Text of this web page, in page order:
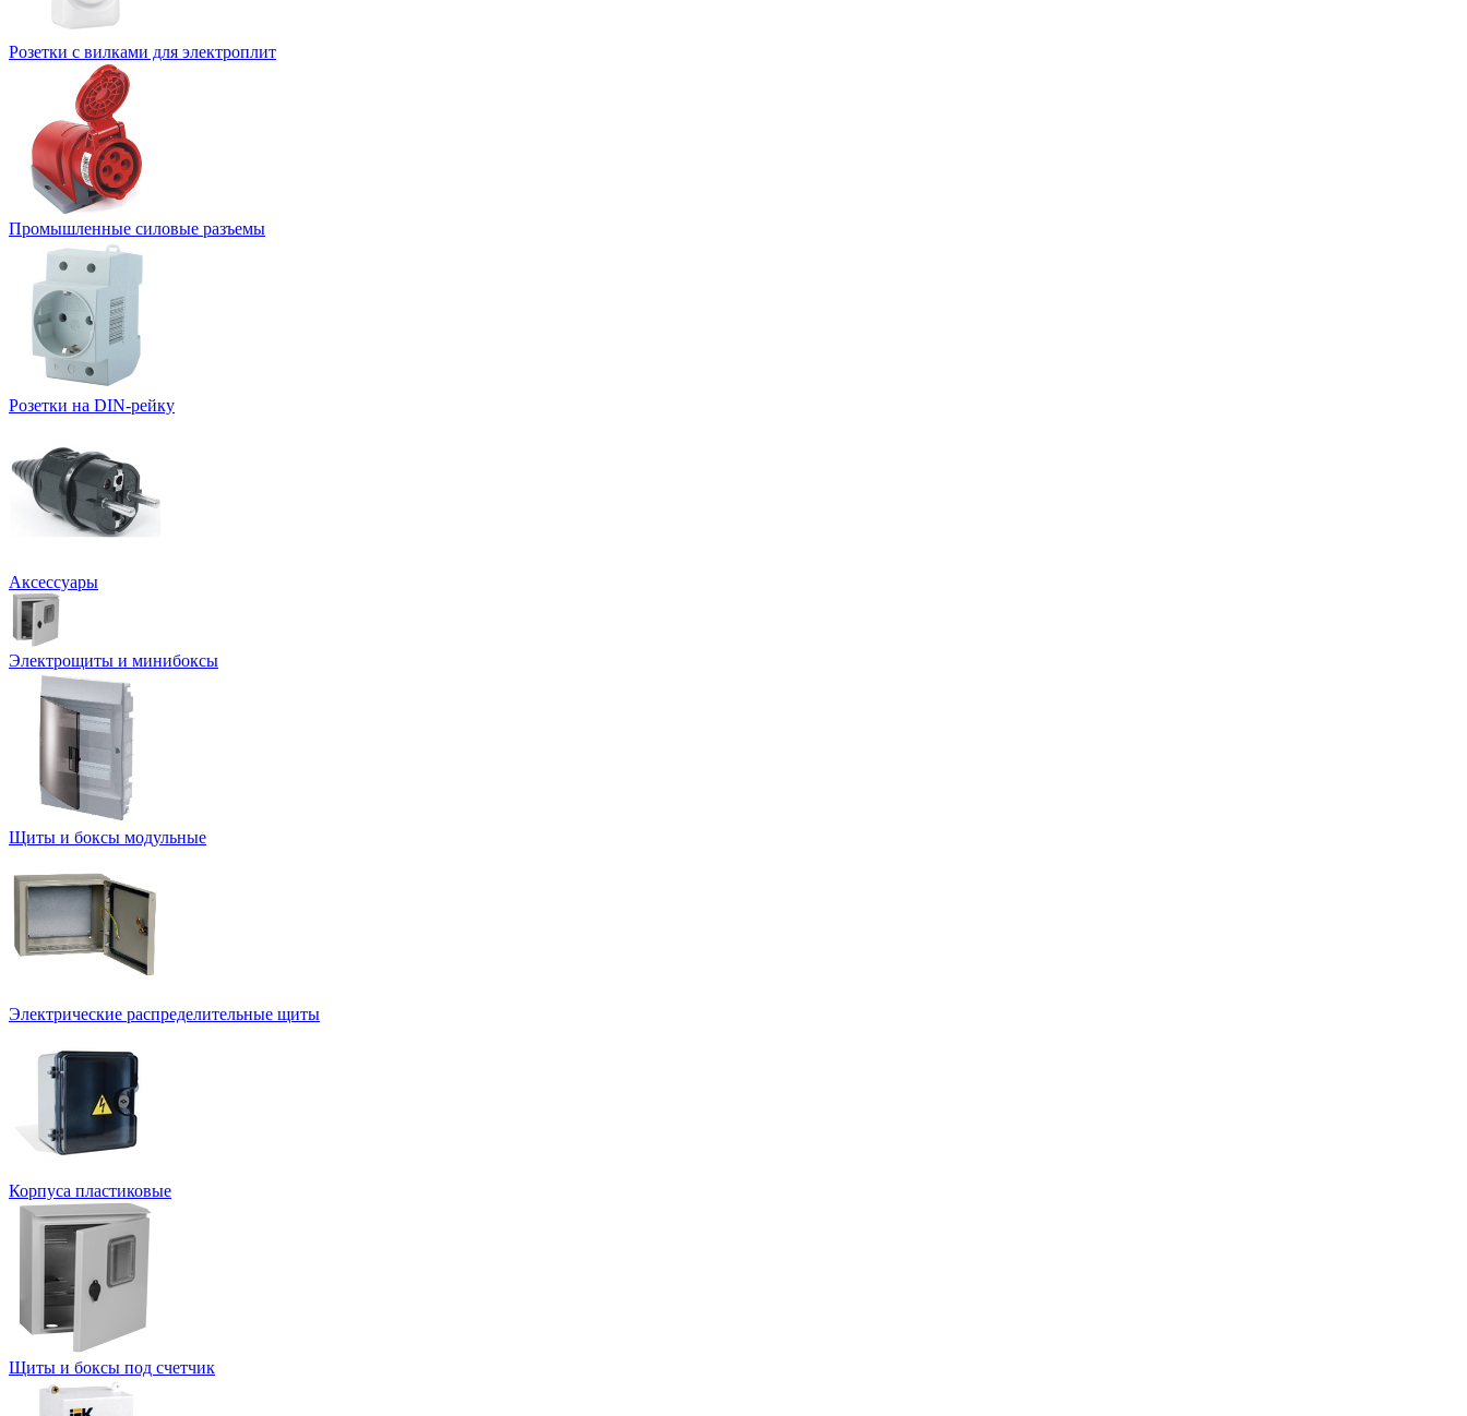
Розетки с вилками для электроплит
Промышленные силовые разъемы
Розетки на DIN-рейку
Аксессуары
Электрощиты и минибоксы
Щиты и боксы модульные
Электрические распределительные щиты
Корпуса пластиковые
Щиты и боксы под счетчик